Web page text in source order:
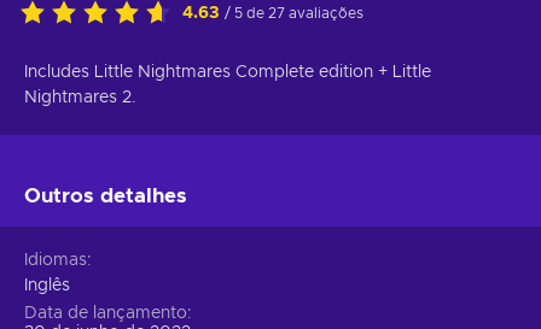
4.63 / 5 de 27 avaliações
Includes Little Nightmares Complete edition + Little
Nightmares 2.
Outros detalhes
Idiomas
Inglês
Data de lançamento